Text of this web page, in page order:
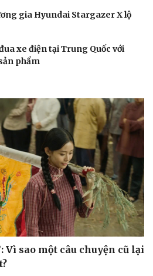
gia Hyundai Stargazer X lộ
xe điện tại Trung Quốc với
phẩm
Vì sao một câu chuyện cũ lại